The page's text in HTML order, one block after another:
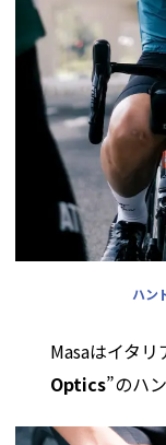
ハン
Masaはイタ
Optics”のハ